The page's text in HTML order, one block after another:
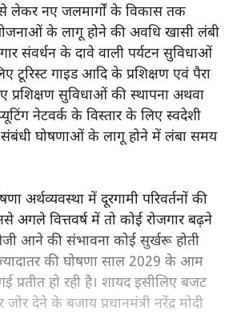
लेकर नए जलमार्गों के विकास तक
के लागू होने की अवधि खासी लंबी
संवर्धन के दावे वाली पर्यटन सुविधाओं
टूरिस्ट गाइड आदि के प्रशिक्षण एवं पैरा
सुविधाओं की स्थापना अथवा
नेटवर्क के विस्तार के लिए स्वदेशी
संबंधी घोषणाओं के लागू होने में लंबा समय
अर्थव्यवस्था में दूरगामी परिवर्तनों की
अगले वित्तवर्ष में तो कोई रोजगार बढ़ने
आने की संभावना कोई सुर्खरू होती
की घोषणा साल 2029 के आम
प्रतीत हो रही है। शायद इसीलिए बजट
देने के बजाय प्रधानमंत्री नरेंद्र मोदी